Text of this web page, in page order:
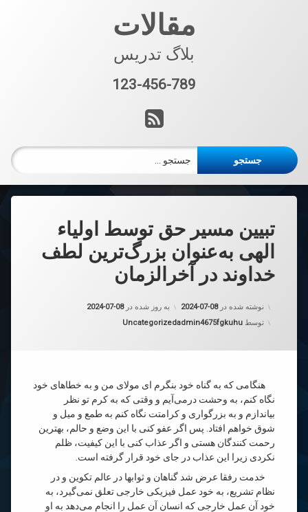
مقالات
بلاگ تدریس
123-456-789
آر اس اس
تبیین مسیر حق توسط اولیاء
الهی به‌عنوان بزرگ‌ترین لطف
خداوند در آخرالزمان
نوشته شده در2024-07-08 به روز شده در2024-07-08
توسط admin4675fgkuhuدسته بندی ها:
Uncategorized
هنگامی که به گناه خود بنگرم ای مولای من و به خطاهای خود
نگاه کنم، به وحشت درمی‌آیم و وقتی که به کرم تو نظر
بیاندازم و به بزرگواری و کرامتت نگاه کنم به طمع و میل و
شوق خواهم افتاد. پس اگر عفو کنی با این وضع و حالم، بهترین
رحمت کنندگان هستی و اگر عذاب کنی با این کیفیت، ظلم
نکردی زیرا این عذاب در جای خود قرار گرفته است.
خدمت رفقا عرض شد گناهان و ثوابها در عالم تکوین و در
نظام تشریع، به خود عمل فیزیکی خارجی تعلق نمی‌گیرد، به
خود آن عمل خارجی که انسان آن عمل را انجام می‌دهد به او